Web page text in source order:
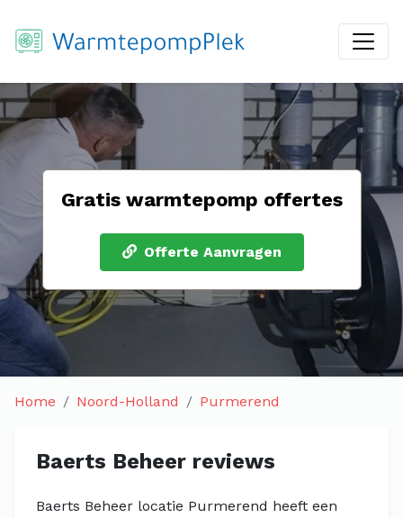
Gratis warmtepomp offertes
Offerte Aanvragen
Home Noord-Holland Purmerend
Baerts Beheer reviews
Baerts Beheer locatie Purmerend heeft een